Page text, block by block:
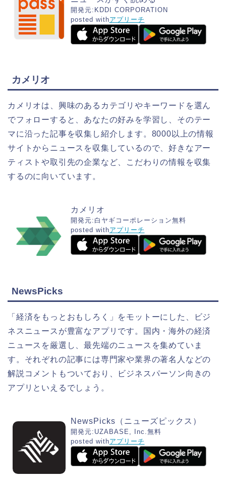
開発元: KDDI CORPORATION
posted withアプリーチ
カメリオ
カメリオは、興味のあるカテゴリやキーワードを選ん
でフォローすると、あなたの好みを学習し、そのテー
マに沿った記事を収集し紹介します。8000以上の情報
サイトからニュースを収集しているので、好きなアー
ティストや取引先の企業など、こだわりの情報を収集
するのに向いています。
カメリオ
開発元: 白ヤギコーポレーション無料
posted withアプリーチ
NewsPicks
「経済をもっとおもしろく」をモットーにした、ビジ
ネスニュースが豊富なアプリです。国内・海外の経済
ニュースを厳選し、最先端のニュースを集めていま
す。それぞれの記事には専門家や業界の著名人などの
解説コメントもついており、ビジネスパーソン向きの
アプリといえるでしょう。
NewsPicks（ニューズピックス）
開発元: UZABASE, Inc. 無料
posted withアプリーチ